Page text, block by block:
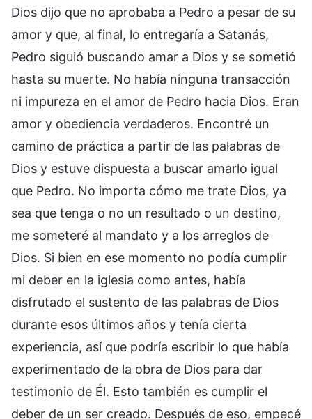
Dios dijo que no aprobaba a Pedro a pesar de su
amor y que, al final, lo entregaría a Satanás,
Pedro siguió buscando amar a Dios y se sometió
hasta su muerte. No había ninguna transacción
ni impureza en el amor de Pedro hacia Dios. Eran
amor y obediencia verdaderos. Encontré un
camino de práctica a partir de las palabras de
Dios y estuve dispuesta a buscar amarlo igual
que Pedro. No importa cómo me trate Dios, ya
sea que tenga o no un resultado o un destino,
me someteré al mandato y a los arreglos de
Dios. Si bien en ese momento no podía cumplir
mi deber en la iglesia como antes, había
disfrutado el sustento de las palabras de Dios
durante esos últimos años y tenía cierta
experiencia, así que podría escribir lo que había
experimentado de la obra de Dios para dar
testimonio de Él. Esto también es cumplir el
deber de un ser creado. Después de eso, empecé